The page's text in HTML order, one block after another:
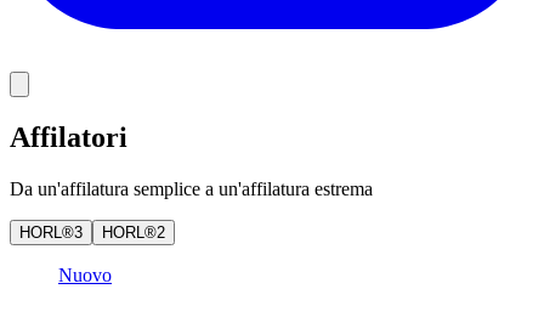
Affilatori
Da un'affilatura semplice a un'affilatura estrema
HORL®3 HORL®2
Nuovo